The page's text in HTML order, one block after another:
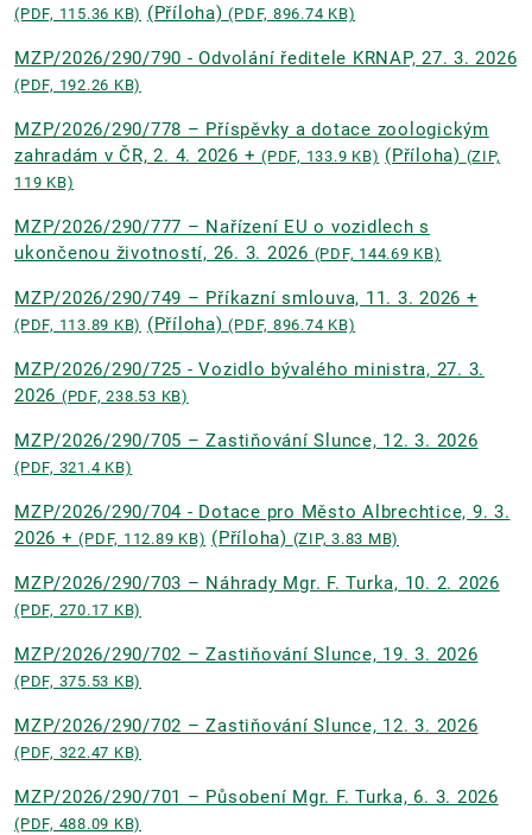
(PDF, 115.36 KB) (Příloha)(PDF, 896.74 KB)
MZP/2026/290/790 - Odvolání ředitele KRNAP, 27. 3. 2026
(PDF, 192.26 KB)
MZP/2026/290/778 – Příspěvky a dotace zoologickým
zahradám v ČR, 2. 4. 2026 + (PDF, 133.9 KB) (Příloha) (ZIP,
119 KB)
MZP/2026/290/777 – Nařízení EU o vozidlech s
ukončenou životností, 26. 3. 2026 (PDF, 144.69 KB)
MZP/2026/290/749 – Příkazní smlouva, 11. 3. 2026 +
(PDF, 113.89 KB) (Příloha)(PDF, 896.74 KB)
MZP/2026/290/725 - Vozidlo bývalého ministra, 27. 3.
2026 (PDF, 238.53 KB)
MZP/2026/290/705 – Zastiňování Slunce, 12. 3. 2026
(PDF, 321.4 KB)
MZP/2026/290/704 - Dotace pro Město Albrechtice, 9. 3.
2026 +(PDF, 112.89 KB) (Příloha) (ZIP, 3.83 MB)
MZP/2026/290/703 – Náhrady Mgr. F. Turka, 10. 2. 2026
(PDF, 270.17 KB)
MZP/2026/290/702 – Zastiňování Slunce, 19. 3. 2026
(PDF, 375.53 KB)
MZP/2026/290/702 – Zastiňování Slunce, 12. 3. 2026
(PDF, 322.47 KB)
MZP/2026/290/701 – Působení Mgr. F. Turka, 6. 3. 2026
(PDF, 488.09 KB)